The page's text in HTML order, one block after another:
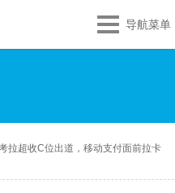
导航菜单
拉超收C位出道，移动支付面前拉卡